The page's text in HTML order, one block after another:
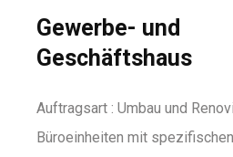
Gewerbe- und
Geschäftshaus
Auftragsart : Umbau und
Büroeinheiten mit